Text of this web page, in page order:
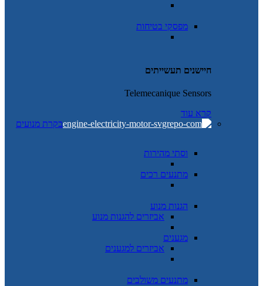
מפסקי בטיחות
חיישנים תעשייתים
Telemecanique Sensors
קרא עוד
בקרת מנועים
וסתי מהירות
מתנעים רכים
הגנות מנוע
אביזרים להגנות מנוע
מגענים
אביזרים למגענים
מתנעים משולבים